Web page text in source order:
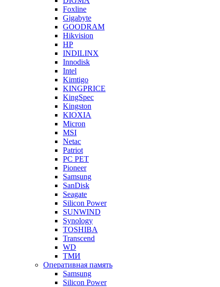
Foxline
Gigabyte
GOODRAM
Hikvision
HP
INDILINX
Innodisk
Intel
Kimtigo
KINGPRICE
KingSpec
Kingston
KIOXIA
Micron
MSI
Netac
Patriot
PC PET
Pioneer
Samsung
SanDisk
Seagate
Silicon Power
SUNWIND
Synology
TOSHIBA
Transcend
WD
ТМИ
Оперативная память
Samsung
Silicon Power